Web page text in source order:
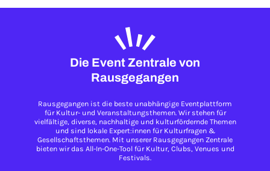
Die Event Zentrale von
Rausgegangen
Rausgegangen ist die beste unabhängige Eventplattform
für Kultur- und Veranstaltungsthemen. Wir stehen für
vielfältige, diverse, nachhaltige und kulturfördernde Themen
und sind lokale Expert:innen für Kulturfragen &
Gesellschaftsthemen. Mit unserer Rausgegangen Zentrale
bieten wir das All-In-One-Tool für Kultur, Clubs, Venues und
Festivals.